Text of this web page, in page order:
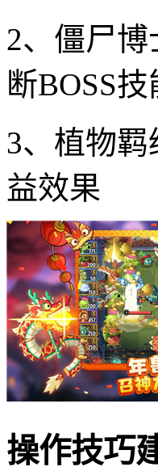
2、僵尸
断BOSS技
3、植物
益效果
操作技巧